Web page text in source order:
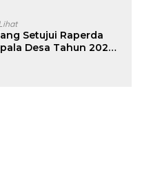
Setujui Raperda
Desa Tahun 2026